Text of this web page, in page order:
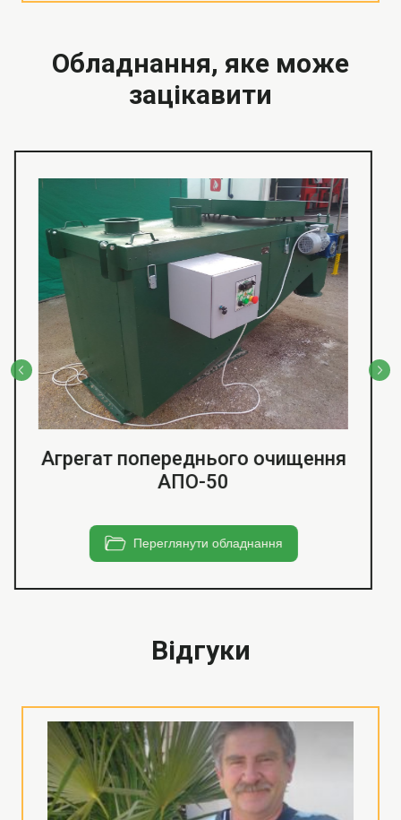
Обладнання, яке може
зацікавити
Вібраційний стіл
Переглянути обладнання
Відгуки